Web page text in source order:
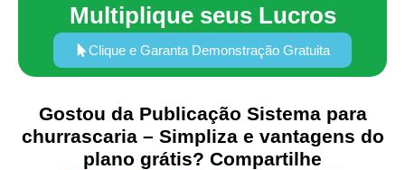
Multiplique seus Lucros
Clique e Garanta Demonstração Gratuita
Gostou da Publicação Sistema para
churrascaria – Simpliza e vantagens do
plano grátis? Compartilhe